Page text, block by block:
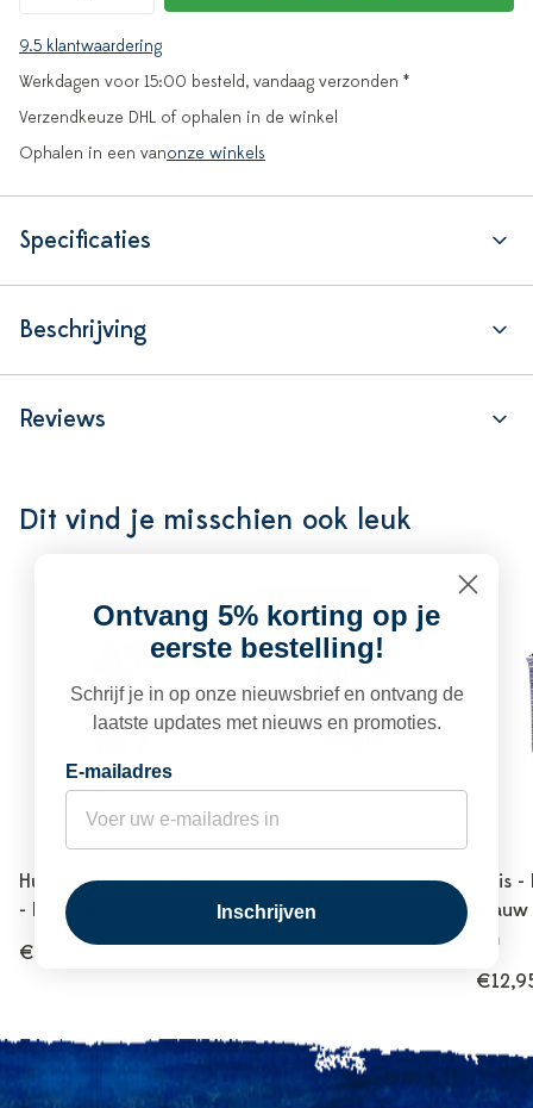
9.5 klantwaardering
Werkdagen voor 15:00 besteld, vandaag verzonden *
Verzendkeuze DHL of ophalen in de winkel
Ophalen in een vanonze winkels
Specificaties
Beschrijving
Reviews
Dit vind je misschien ook leuk
Huis - Klompen - Blauw
- Keramiek - 14 cm
€12,95
UITVERKOCHT
Huis - Souvenirs - Blauw
- Keramiek - 14 cm
Huis
cm
Ontvang 5% korting op je
eerste bestelling!
Schrijf je in op onze nieuwsbrief en ontvang de
laatste updates met nieuws en promoties.
E-mailadres
Inschrijven